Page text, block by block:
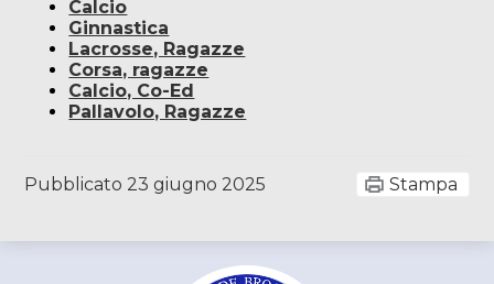
Calcio
Ginnastica
Lacrosse, Ragazze
Corsa, ragazze
Calcio, Co-Ed
Pallavolo, Ragazze
Pubblicato 23 giugno 2025 Stampa